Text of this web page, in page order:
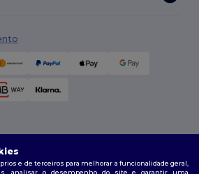
e de terceiros para melhorar a funcionalidade geral,
analisar o desempenho do site e garantir uma